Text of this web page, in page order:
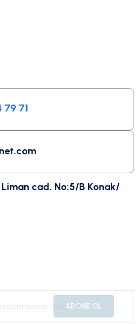
79 71
cad. No:5/B Konak/
ABONE OL